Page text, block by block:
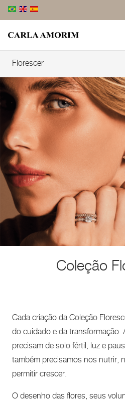
Florescer
Coleção
Cada criação da Coleção
do cuidado e da transformação.
precisam de solo fértil, luz e
também precisamos nos nutrir,
permitir crescer.
O desenho das flores, seus